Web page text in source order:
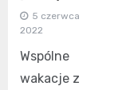
5 czerwca
2022
Wspólne
wakacje z